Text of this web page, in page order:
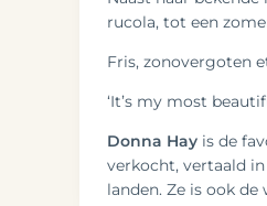
rucola, tot een
Fris, zonovergoten
‘It’s my most
Donna Hay is de
verkocht, vertaald
landen. Ze is ook